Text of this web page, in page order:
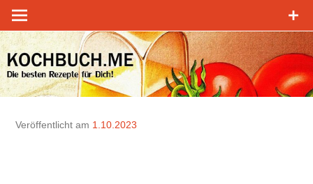
Zum
Inhalt
springen
Veröffentlicht am 1.10.2023